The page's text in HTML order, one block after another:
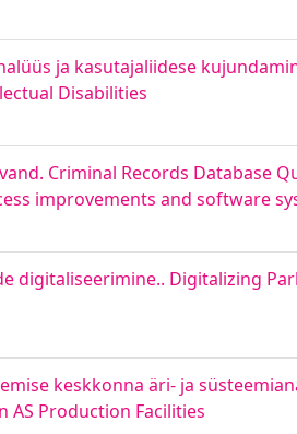
ja kasutajaliidese
Disabilities
Criminal Records Database
improvements and software
digitaliseerimine.. Digitalizing
keskkonna äri- ja
AS Production Facilities